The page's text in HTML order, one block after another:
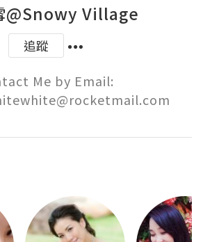
@Snowy Village
追蹤
Me by Email: